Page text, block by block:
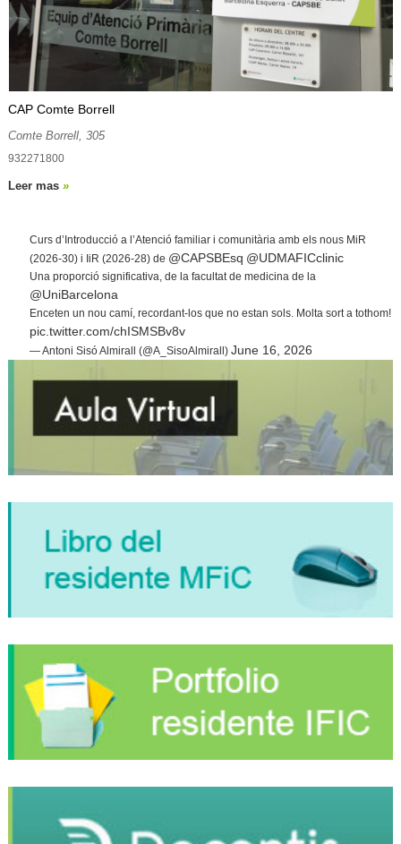
CAP Comte Borrell
Comte Borrell, 305
932271800
Leer mas »
Curs d’Introducció a l’Atenció familiar i comunitària amb els nous MiR
(2026-30) i IiR (2026-28) de @CAPSBEsq @UDMAFICclinic
Una proporció significativa, de la facultat de medicina de la
@UniBarcelona
Enceten un nou camí, recordant-los que no estan sols. Molta sort a tothom!
pic.twitter.com/chISMSBv8v
— Antoni Sisó Almirall (@A_SisoAlmirall) June 16, 2026